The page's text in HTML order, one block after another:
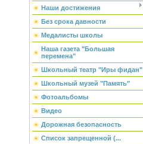
Наши достижения
Без срока давности
Медалисты школы
Наша газета "Большая
перемена"
Школьный театр "Иры фидан"
Школьный музей "Память"
Фотоальбомы
Видео
Дорожная безопасность
Список запрещенной (...